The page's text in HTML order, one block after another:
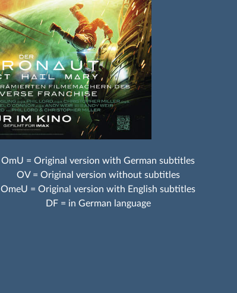
OmU = Original version with German subtitles
OV = Original version without subtitles
OmeU = Original version with English subtitles
DF = in German language